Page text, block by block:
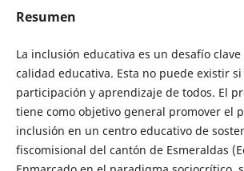
Resumen
La inclusión educativa es un desafío
calidad educativa. Esta no puede existir
participación y aprendizaje de todos. El
tiene como objetivo general promover el
inclusión en un centro educativo de
fiscomisional del cantón de Esmeraldas